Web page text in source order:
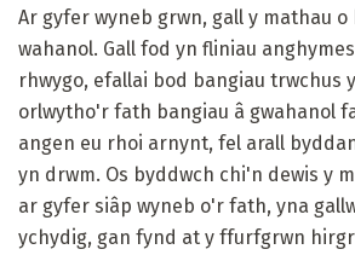
Ar gyfer wyneb grwn, gall y mathau
wahanol. Gall fod yn fliniau
rhwygo, efallai bod bangiau trwchus
orlwytho'r fath bangiau â gwahanol
angen eu rhoi arnynt, fel arall
yn drwm. Os byddwch chi'n dewis y
ar gyfer siâp wyneb o'r fath, yna
ychydig, gan fynd at y ffurfgrwn